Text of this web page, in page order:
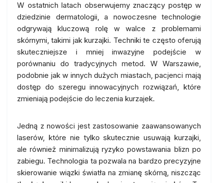
W ostatnich latach obserwujemy znaczący postęp w
dziedzinie dermatologii, a nowoczesne technologie
odgrywają kluczową rolę w walce z problemami
skórnymi, takimi jak kurzajki. Techniki te często oferują
skuteczniejsze i mniej inwazyjne podejście w
porównaniu do tradycyjnych metod. W Warszawie,
podobnie jak w innych dużych miastach, pacjenci mają
dostęp do szeregu innowacyjnych rozwiązań, które
zmieniają podejście do leczenia kurzajek.
Jedną z nowości jest zastosowanie zaawansowanych
laserów, które nie tylko skutecznie usuwają kurzajki,
ale również minimalizują ryzyko powstawania blizn po
zabiegu. Technologia ta pozwala na bardzo precyzyjne
skierowanie wiązki światła na zmianę skórną, niszcząc